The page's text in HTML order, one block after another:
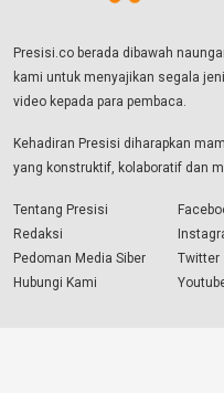
Presisi.co berada dibawah
kami untuk menyajikan segala
video kepada para pembaca.
Kehadiran Presisi diharapkan
yang konstruktif, kolaboratif dan
Tentang Presisi
Redaksi
Pedoman Media Siber
Hubungi Kami
Twitter